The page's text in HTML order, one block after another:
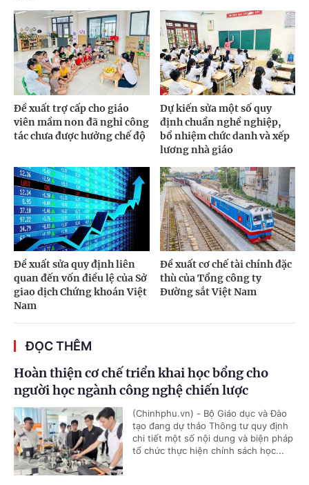
Đề xuất trợ cấp cho giáo
viên mầm non đã nghỉ công
tác chưa được hưởng chế độ
Dự kiến sửa một số quy
định chuẩn nghề nghiệp,
bổ nhiệm chức danh và xếp
lương nhà giáo
Đề xuất sửa quy định liên
quan đến vốn điều lệ của Sở
giao dịch Chứng khoán Việt
Nam
Đề xuất cơ chế tài chính đặc
thù của Tổng công ty
Đường sắt Việt Nam
ĐỌC THÊM
Hoàn thiện cơ chế triển khai học bổng cho
người học ngành công nghệ chiến lược
(Chinhphu.vn) - Bộ Giáo dục và Đào
tạo đang dự thảo Thông tư quy định
chi tiết một số nội dung và biện pháp
tổ chức thực hiện chính sách học...